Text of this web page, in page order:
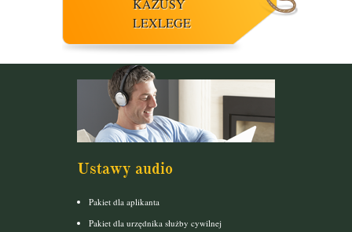
KAZUSY
LEXLEGE
Ustawy audio
Pakiet dla aplikanta
Pakiet dla urzędnika służby cywilnej